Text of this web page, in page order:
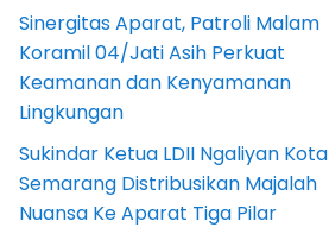
Sinergitas Aparat, Patroli Malam
Koramil 04/Jati Asih Perkuat
Keamanan dan Kenyamanan
Lingkungan
Sukindar Ketua LDII Ngaliyan Kota
Semarang Distribusikan Majalah
Nuansa Ke Aparat Tiga Pilar